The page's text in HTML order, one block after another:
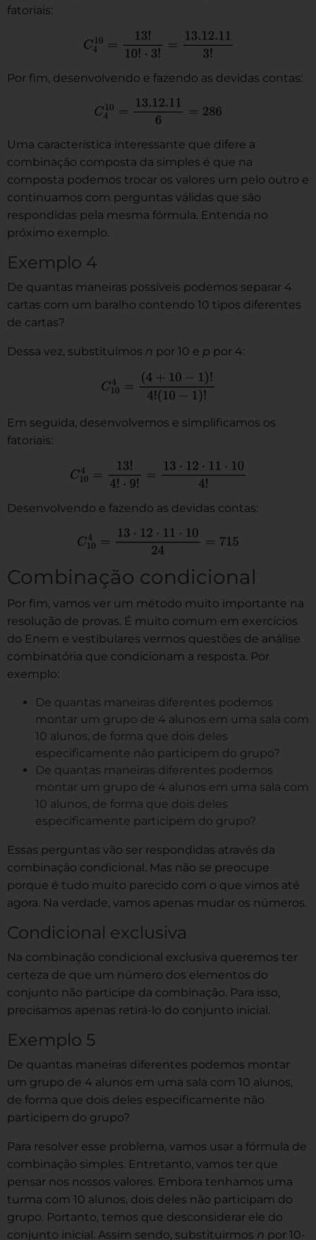
fatoriais:
Por fim, desenvolvendo e fazendo as devidas contas:
Uma característica interessante que difere a
combinação composta da simples é que na
composta podemos trocar os valores um pelo outro e
continuamos com perguntas válidas que são
respondidas pela mesma fórmula. Entenda no
próximo exemplo.
Exemplo 4
De quantas maneiras possíveis podemos separar 4
cartas com um baralho contendo 10 tipos diferentes
de cartas?
Dessa vez, substituímos n por 10 e p por 4:
Em seguida, desenvolvemos e simplificamos os
fatoriais:
Desenvolvendo e fazendo as devidas contas:
Combinação condicional
Por fim, vamos ver um método muito importante na
resolução de provas. É muito comum em exercícios
do Enem e vestibulares vermos questões de análise
combinatória que condicionam a resposta. Por
exemplo:
De quantas maneiras diferentes podemos
montar um grupo de 4 alunos em uma sala com
10 alunos, de forma que dois deles
especificamente não participem do grupo?
De quantas maneiras diferentes podemos
montar um grupo de 4 alunos em uma sala com
10 alunos, de forma que dois deles
especificamente participem do grupo?
Essas perguntas vão ser respondidas através da
combinação condicional. Mas não se preocupe
porque é tudo muito parecido com o que vimos até
agora. Na verdade, vamos apenas mudar os números.
Condicional exclusiva
Na combinação condicional exclusiva queremos ter
certeza de que um número dos elementos do
conjunto não participe da combinação. Para isso,
precisamos apenas retirá-lo do conjunto inicial.
Exemplo 5
De quantas maneiras diferentes podemos montar
um grupo de 4 alunos em uma sala com 10 alunos,
de forma que dois deles especificamente não
participem do grupo?
Para resolver esse problema, vamos usar a fórmula de
combinação simples. Entretanto, vamos ter que
pensar nos nossos valores. Embora tenhamos uma
turma com 10 alunos, dois deles não participam do
grupo. Portanto, temos que desconsiderar ele do
conjunto inicial. Assim sendo, substituirmos n por 10-